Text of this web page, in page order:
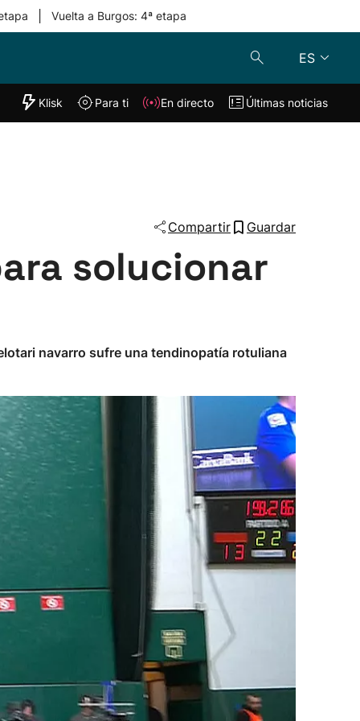
Vuelta a Burgos: 4ª etapa
ES
"Helmuga"
Klisk En directo
Klisk Para ti En directo Últimas noticias
Compartir Guardar
solucionar
navarro sufre una tendinopatía rotuliana